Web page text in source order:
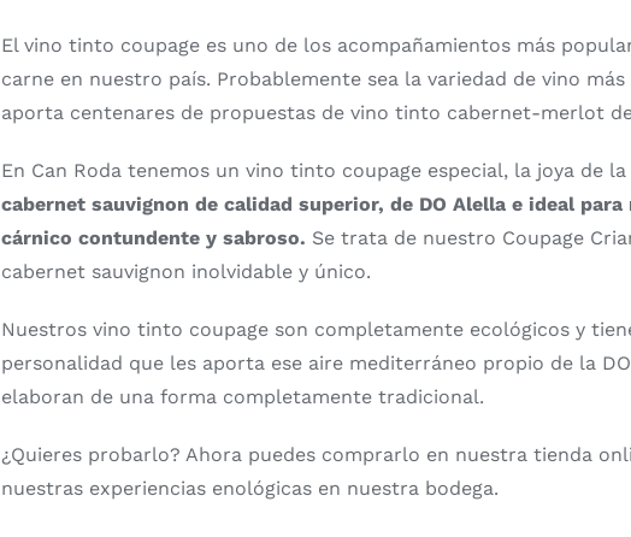
El vino tinto coupage es uno de los acompañamientos más
carne en nuestro país. Probablemente sea la variedad de vino
aporta centenares de propuestas de vino tinto cabernet-merlot
En Can Roda tenemos un vino tinto coupage especial, la joya de
cabernet sauvignon de calidad superior, de DO Alella e ideal para
cárnico contundente y sabroso. Se trata de nuestro Coupage
cabernet sauvignon inolvidable y único.
Nuestros vino tinto coupage son completamente ecológicos y
personalidad que les aporta ese aire mediterráneo propio de la
elaboran de una forma completamente tradicional.
¿Quieres probarlo? Ahora puedes comprarlo en nuestra tienda
nuestras experiencias enológicas en nuestra bodega.